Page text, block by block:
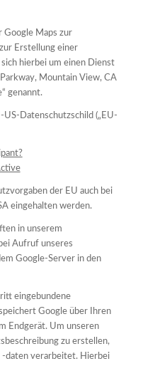
Google Maps zur
Erstellung einer
hierbei um einen Dienst
Mountain View, CA
genannt.
Datenschutzschild („EU-
der EU auch bei
eingehalten werden.
in unserem
Aufruf unseres
Google-Server in den
eingebundene
Google über Ihren
Endgerät. Um unseren
zu erstellen,
daten verarbeitet. Hierbei